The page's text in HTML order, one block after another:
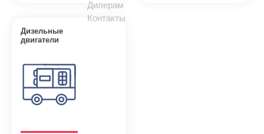
Дилерам
Контакты
Дизельные
двигатели